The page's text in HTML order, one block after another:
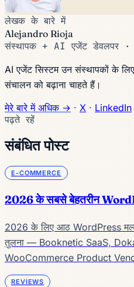
लेखक के बारे में
Alejandro Rioja
संस्थापक + AI एजेंट डेवलपर
AI एजेंट सिस्टम उन संस्थापकों के लिए
संचालन को बढ़ाना चाहते हैं।
मेरे बारे में अधिक → · X · LinkedIn
पढ़ते रहें
संबंधित पोस्ट
E-COMMERCE
2026 के सबसे बेहतरीन
2026 के लिए आठ WordPress
तुलना — Booknetic SaaS,
WooCommerce Product
REVIEWS